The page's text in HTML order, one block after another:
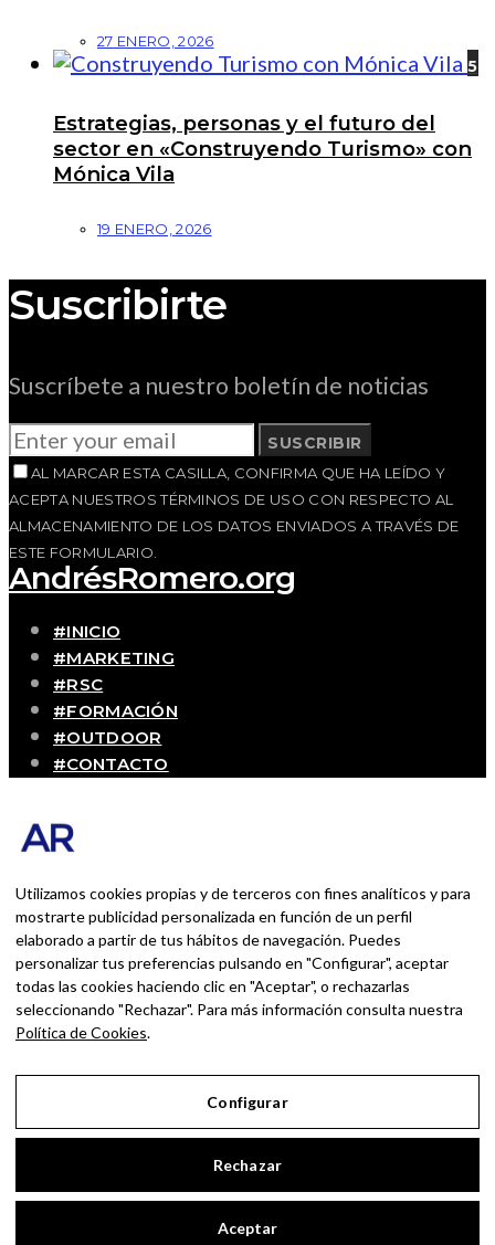
27 ENERO, 2026
5
Estrategias, personas y el futuro del
sector en «Construyendo Turismo» con
Mónica Vila
19 ENERO, 2026
Suscribirte
Suscríbete a nuestro boletín de noticias
SUSCRIBIR
AL MARCAR ESTA CASILLA, CONFIRMA QUE HA LEÍDO Y
ACEPTA NUESTROS TÉRMINOS DE USO CON RESPECTO AL
ALMACENAMIENTO DE LOS DATOS ENVIADOS A TRAVÉS DE
ESTE FORMULARIO.
AndrésRomero.org
#INICIO
#MARKETING
#RSC
#FORMACIÓN
#OUTDOOR
#CONTACTO
Blog personal y profesional de Andrés Romero.
persona que disfruta con lo que hace cada día
BUSCAR POR:
BUSCAR
Ingresa las palabras de la búsqueda y presiona
Enter.
Utilizamos cookies propias y de terceros con fines analíticos y para
mostrarte publicidad personalizada en función de un perfil
elaborado a partir de tus hábitos de navegación. Puedes
personalizar tus preferencias pulsando en "Configurar", aceptar
todas las cookies haciendo clic en "Aceptar", o rechazarlas
seleccionando "Rechazar". Para más información consulta nuestra
Política de Cookies.
Configurar
Rechazar
Aceptar
Aviso Legal
Política de Privacidad
Política de Cookies
Configurar